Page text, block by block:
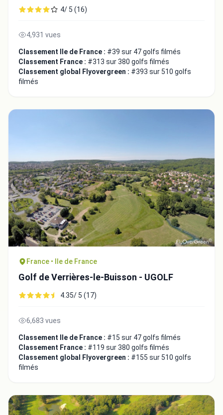
4/ 5 (16)
4,931 vues
Classement Ile de France : #39 sur 47 golfs filmés
Classement France : #313 sur 380 golfs filmés
Classement global Flyovergreen : #393 sur 510 golfs
filmés
France • Ile de France
Golf de Verrières-le-Buisson - UGOLF
4.35/ 5 (17)
6,683 vues
Classement Ile de France : #15 sur 47 golfs filmés
Classement France : #119 sur 380 golfs filmés
Classement global Flyovergreen : #155 sur 510 golfs
filmés